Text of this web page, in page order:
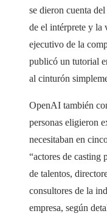
se dieron cuenta
de el intérprete y
ejecutivo de la
publicó un tutorial
al cinturón
OpenAI también
personas eligieron
necesitaban en
“actores de casting
de talentos,
consultores de la
empresa, según